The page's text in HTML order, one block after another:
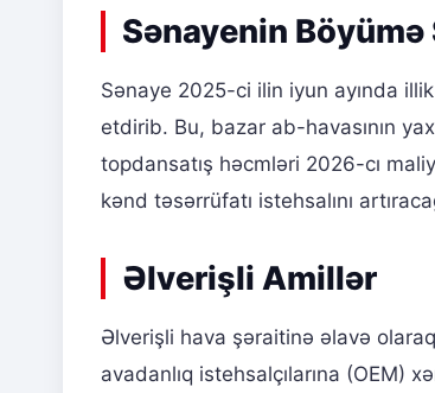
Sənayenin Böyümə
Sənaye 2025-ci ilin iyun ayında
etdirib. Bu, bazar ab-havasının
topdansatış həcmləri 2026-cı
kənd təsərrüfatı istehsalını
Əlverişli Amillər
Əlverişli hava şəraitinə əlavə
avadanlıq istehsalçılarına (OEM)